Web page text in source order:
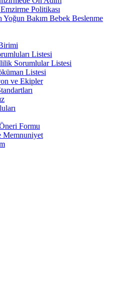
Politikası
Yoğun Bakım Bebek Beslenme
Listesi
Sorumlular Listesi
Listesi
ve Ekipler
Formu
Memnuniyet